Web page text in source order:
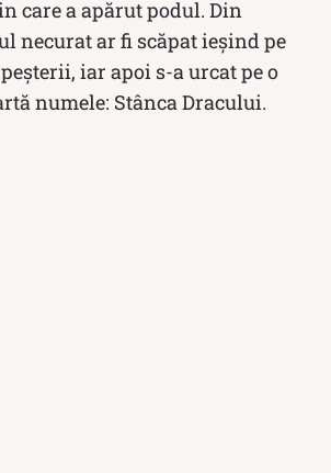
care a apărut podul. Din
necurat ar fi scăpat ieșind pe
iar apoi s-a urcat pe o
numele: Stânca Dracului.